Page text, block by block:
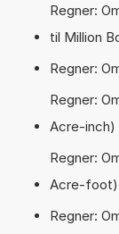
Regner:
til Million
Regner:
Regner:
Acre-inch)
Regner:
Acre-foot)
Regner: